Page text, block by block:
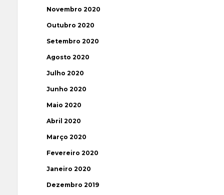
Novembro 2020
Outubro 2020
Setembro 2020
Agosto 2020
Julho 2020
Junho 2020
Maio 2020
Abril 2020
Março 2020
Fevereiro 2020
Janeiro 2020
Dezembro 2019